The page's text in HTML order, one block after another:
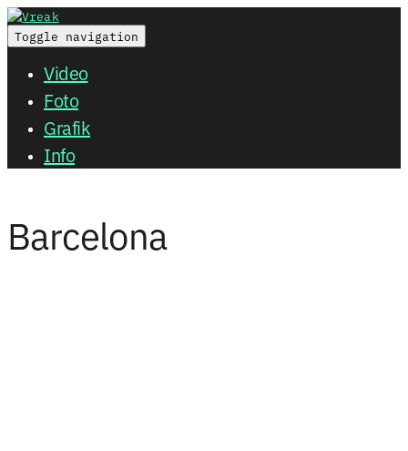
Toggle navigation
Video
Foto
Grafik
Info
Barcelona